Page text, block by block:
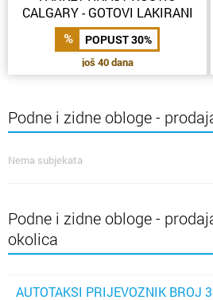
CALGARY - GOTOVI LAKIRANI
PARKET (49,77 €/m2)
POPUST 30%
još 40 dana
Podne i zidne obloge -
Nema subjekata
Podne i zidne obloge -
okolica
AUTOTAKSI PRIJEVOZNIK BROJ